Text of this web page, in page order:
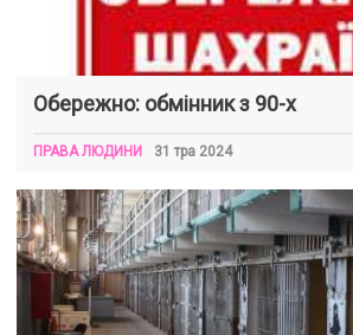
Обережно: обмінник з 90-х
ПРАВА ЛЮДИНИ 31 тра 2024